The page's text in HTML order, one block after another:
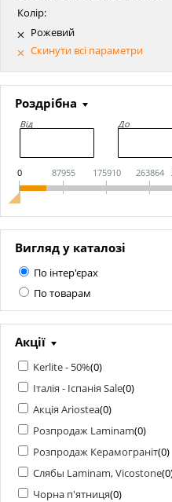
Колір:
Рожевий
Скинути всі параметри
Роздрібна
Від До
0 87955 175910 263864
Вигляд у каталозі
По інтер'єрах
По товарам
Акції
Kerlite - 50%(0)
Італія - Іспанія Sale(0)
Акція Ariostea(0)
Розпродаж Laminam(0)
Розпродаж Керамограніт(0)
Слябы Laminam, Vicostone(0
Чорна п'ятниця(0)